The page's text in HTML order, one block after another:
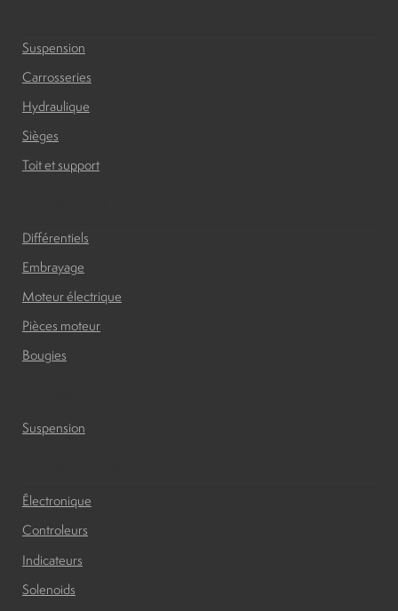
Suspension
Carrosseries
Hydraulique
Sièges
Toit et support
Différentiels
Embrayage
Moteur électrique
Pièces moteur
Bougies
Suspension
Électronique
Controleurs
Indicateurs
Solenoids